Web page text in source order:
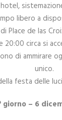
libero a
Place de las
circa si
di ammirare
unico.
festa delle
giorno – 6